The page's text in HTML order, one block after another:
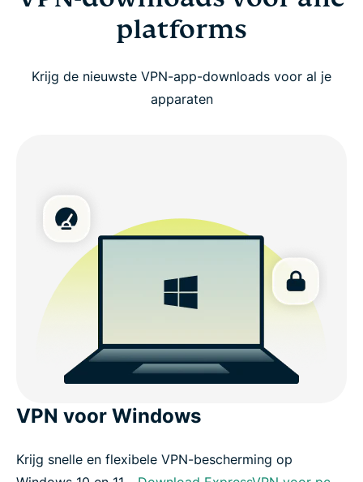
platforms
Krijg de nieuwste VPN-app-downloads voor al je
apparaten
VPN voor Windows
Krijg snelle en flexibele VPN-bescherming op